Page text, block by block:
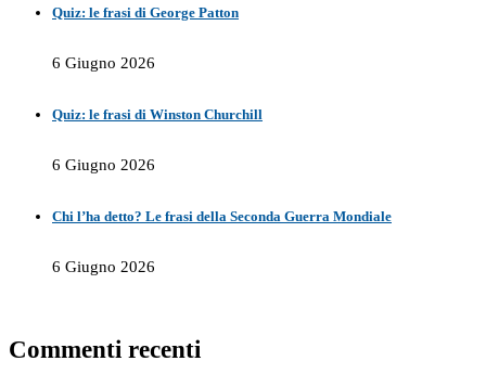
Quiz: le frasi di George Patton
6 Giugno 2026
Quiz: le frasi di Winston Churchill
6 Giugno 2026
Chi l’ha detto? Le frasi della Seconda Guerra Mondiale
6 Giugno 2026
Commenti recenti